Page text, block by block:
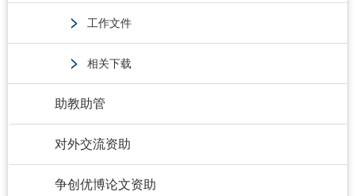
工作文件
相关下载
助教助管
对外交流资助
争创优博论文资助